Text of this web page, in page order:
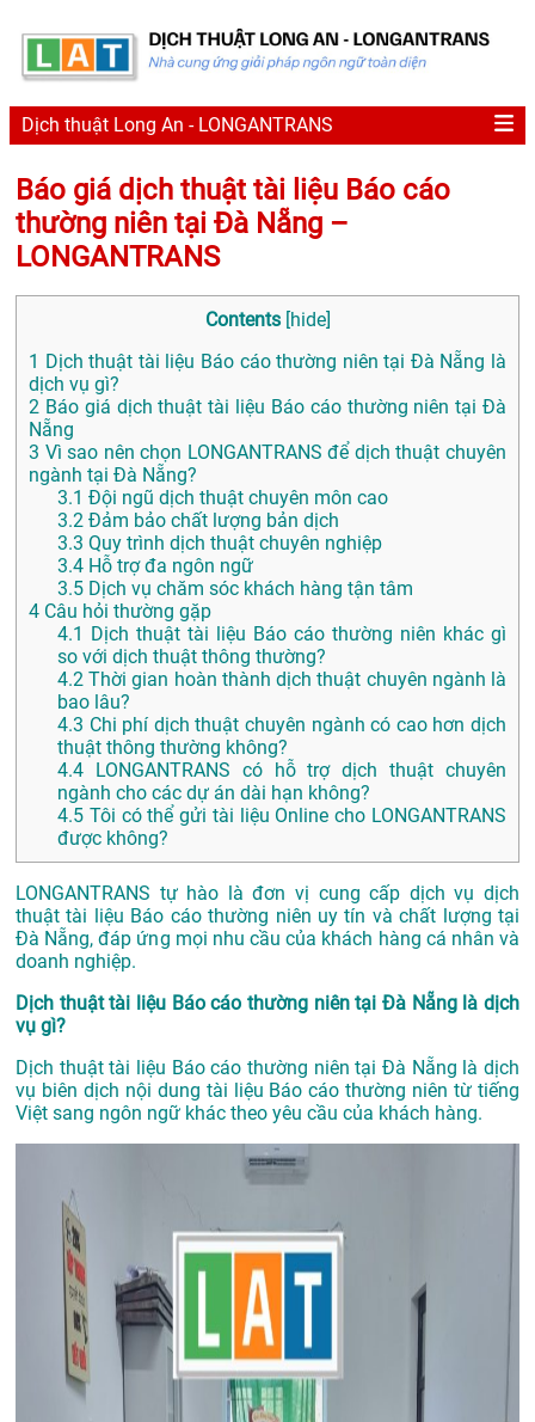
Dịch thuật Long An - LONGANTRANS
Báo giá dịch thuật tài liệu Báo cáo
thường niên tại Đà Nẵng –
LONGANTRANS
Contents [hide]
1 Dịch thuật tài liệu Báo cáo thường niên tại Đà Nẵng là
dịch vụ gì?
2 Báo giá dịch thuật tài liệu Báo cáo thường niên tại Đà
Nẵng
3 Vì sao nên chọn LONGANTRANS để dịch thuật chuyên
ngành tại Đà Nẵng?
3.1 Đội ngũ dịch thuật chuyên môn cao
3.2 Đảm bảo chất lượng bản dịch
3.3 Quy trình dịch thuật chuyên nghiệp
3.4 Hỗ trợ đa ngôn ngữ
3.5 Dịch vụ chăm sóc khách hàng tận tâm
4 Câu hỏi thường gặp
4.1
Dịch thuật tài liệu Báo cáo thường niên khác gì
so với dịch thuật thông thường?
4.2 Thời gian hoàn thành dịch thuật chuyên ngành là
bao lâu?
4.3 Chi phí dịch thuật chuyên ngành có cao hơn dịch
thuật thông thường không?
4.4 LONGANTRANS có hỗ trợ dịch thuật chuyên
ngành cho các dự án dài hạn không?
4.5 Tôi có thể gửi tài liệu Online cho LONGANTRANS
được không?
LONGANTRANS tự hào là đơn vị cung cấp dịch vụ dịch
thuật tài liệu Báo cáo thường niên uy tín và chất lượng tại
Đà Nẵng, đáp ứng mọi nhu cầu của khách hàng cá nhân và
doanh nghiệp.
Dịch thuật tài liệu Báo cáo thường niên tại Đà Nẵng là dịch
vụ gì?
Dịch thuật tài liệu Báo cáo thường niên tại Đà Nẵng là dịch
vụ biên dịch nội dung tài liệu Báo cáo thường niên từ tiếng
Việt sang ngôn ngữ khác theo yêu cầu của khách hàng.